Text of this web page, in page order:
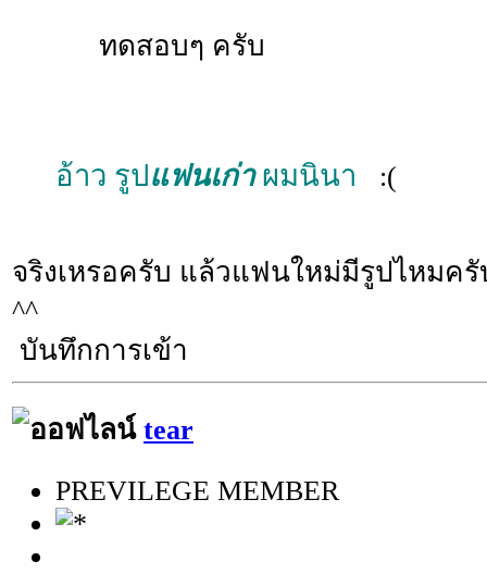
ทดสอบๆ ครับ
อ้าว รูปแฟนเก่าผมนินา :(
จริงเหรอครับ แล้วแฟนใหม่มีรูปไหมค
^^
บันทึกการเข้า
tear
PREVILEGE MEMBER